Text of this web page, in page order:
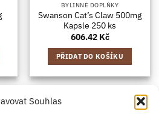
Souhlas
BYLINNÉ DOPLŇKY
Swanson Cat’s Claw 500mg
Kapsle 250 ks
606.42 Kč
PŘIDAT DO KOŠÍKU